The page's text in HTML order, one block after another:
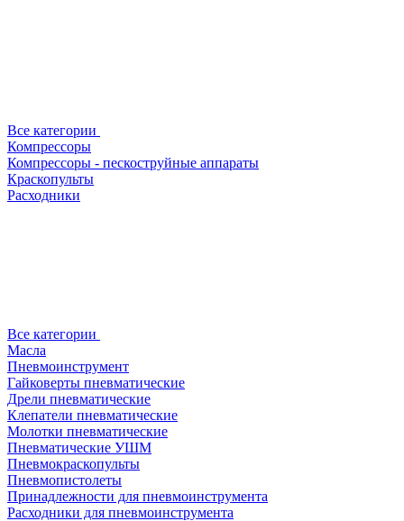
Все категории
Компрессоры
Компрессоры - пескоструйные аппараты
Краскопульты
Расходники
Все категории
Масла
Пневмоинструмент
Гайковерты пневматические
Дрели пневматические
Клепатели пневматические
Молотки пневматические
Пневматические УШМ
Пневмокраскопульты
Пневмопистолеты
Принадлежности для пневмоинструмента
Расходники для пневмоинструмента